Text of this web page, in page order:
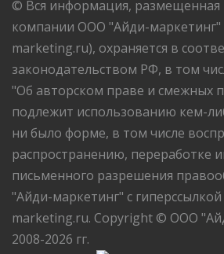
© Вся информация, размещенная
компании ООО "Айди-маркетинг"
marketing.ru), охраняется в
законодательством РФ, в том
"Об авторском праве и смежных
подлежит использованию кем-
ни было форме, в том числе
распространению, переработке
письменного разрешения
"Айди-маркетинг" с
marketing.ru. Copyright © ООО
2008-2026 гг.